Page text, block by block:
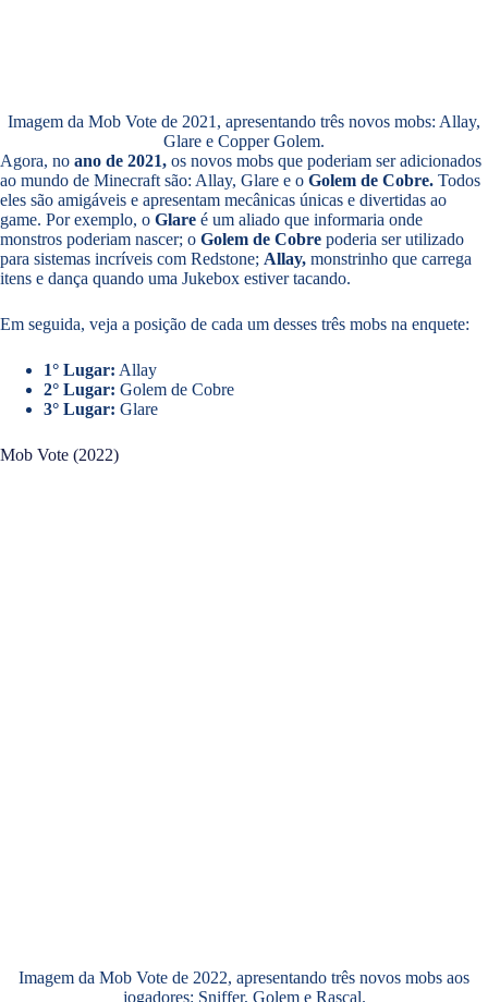
Imagem da Mob Vote de 2021, apresentando três novos mobs: Allay,
Glare e Copper Golem.
Agora, no ano de 2021, os novos mobs que poderiam ser adicionados
ao mundo de Minecraft são: Allay, Glare e o Golem de Cobre. Todos
eles são amigáveis e apresentam mecânicas únicas e divertidas ao
game. Por exemplo, o Glare é um aliado que informaria onde
monstros poderiam nascer; o Golem de Cobre poderia ser utilizado
para sistemas incríveis com Redstone; Allay, monstrinho que carrega
itens e dança quando uma Jukebox estiver tacando.
Em seguida, veja a posição de cada um desses três mobs na enquete:
1° Lugar: Allay
2° Lugar: Golem de Cobre
3° Lugar: Glare
Mob Vote (2022)
Imagem da Mob Vote de 2022, apresentando três novos mobs aos
jogadores: Sniffer, Golem e Rascal.